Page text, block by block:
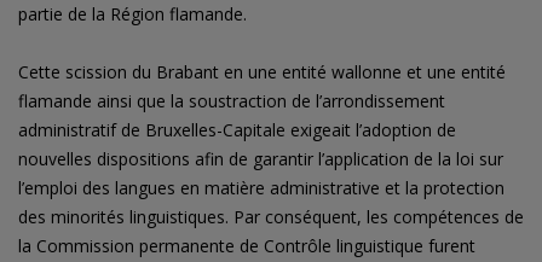
partie de la Région flamande.
Cette scission du Brabant en une entité wallonne et une entité
flamande ainsi que la soustraction de l’arrondissement
administratif de Bruxelles-Capitale exigeait l’adoption de
nouvelles dispositions afin de garantir l’application de la loi sur
l’emploi des langues en matière administrative et la protection
des minorités linguistiques. Par conséquent, les compétences de
la Commission permanente de Contrôle linguistique furent